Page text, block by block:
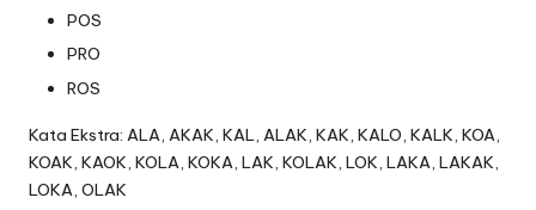
POS
PRO
ROS
Kata Ekstra: ALA, AKAK, KAL, ALAK, KAK, KALO, KALK, KOA,
KOAK, KAOK, KOLA, KOKA, LAK, KOLAK, LOK, LAKA, LAKAK,
LOKA, OLAK